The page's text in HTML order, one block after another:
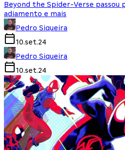
Beyond the Spider-Verse passou
adiamento e mais
Pedro Siqueira
10.set.24
Pedro Siqueira
10.set.24